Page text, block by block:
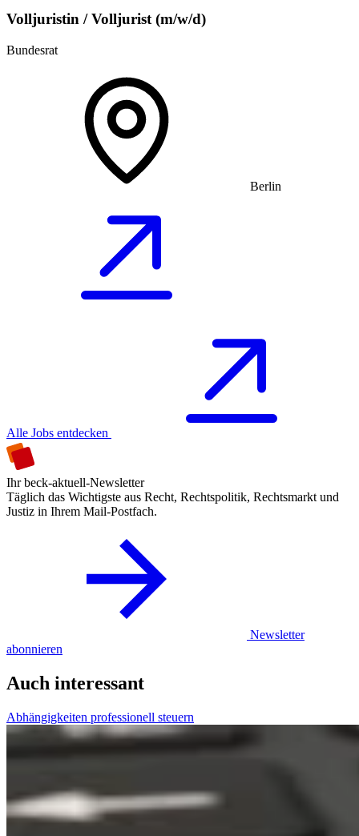
Volljuristin / Volljurist (m/w/d)
Bundesrat
Berlin
Alle Jobs entdecken
Ihr beck-aktuell-Newsletter
Täglich das Wichtigste aus Recht, Rechtspolitik, Rechtsmarkt und
Justiz in Ihrem Mail-Postfach.
Newsletter
abonnieren
Auch interessant
Abhängigkeiten professionell steuern